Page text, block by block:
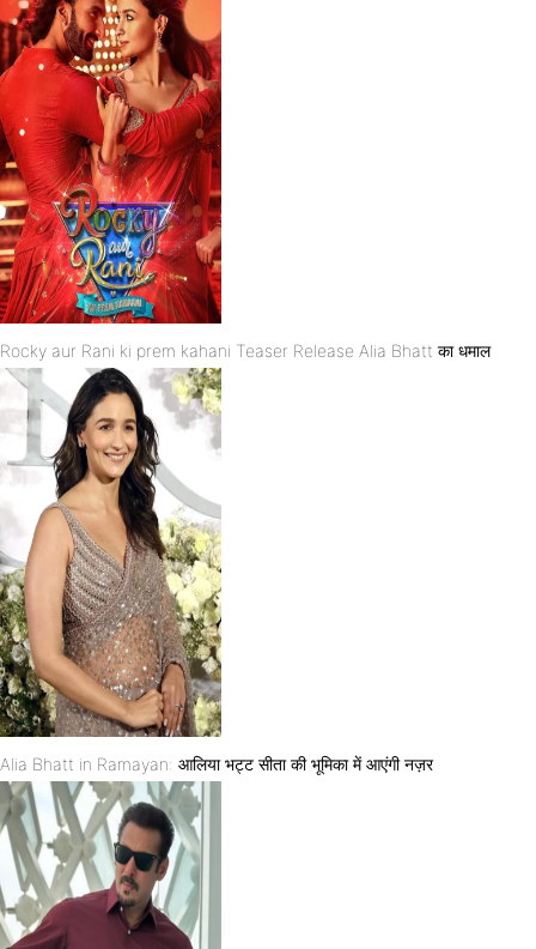
Rocky aur Rani ki prem kahani Teaser Release Alia Bhatt का धमाल
Alia Bhatt in Ramayan: आलिया भट्ट सीता की भूमिका में आएंगी नज़र